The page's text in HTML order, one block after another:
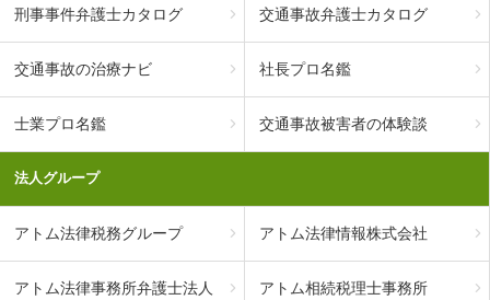
刑事事件弁護士カタログ 交通事故弁護士カタログ
交通事故の治療ナビ 社長プロ名鑑
士業プロ名鑑 交通事故被害者の体験談
法人グループ
アトム法律税務グループ アトム法律情報株式会社
アトム法律事務所弁護士法人 アトム相続税理士事務所